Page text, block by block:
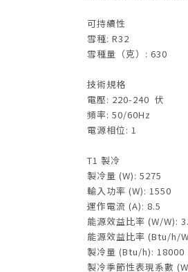
可持續性
雪種: R32
雪種量（克）: 630
技術規格
電壓: 220-240 伏
頻率: 50/60Hz
電源相位: 1
T1 製冷
製冷量 (W): 5275
輸入功率 (W): 1550
運作電流 (A): 8.5
能源效益比率 (W/W):
能源效益比率 (Btu/h/
製冷量 (Btu/h): 18000
製冷季節性表現系數